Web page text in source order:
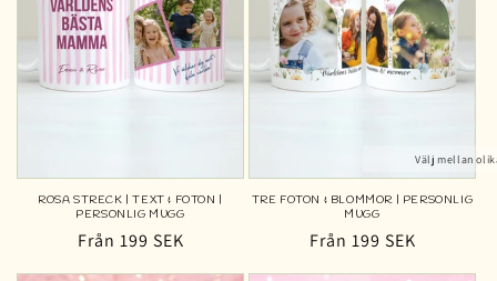
ROSA STRECK | TEXT & FOTON |
PERSONLIG MUGG
Ordinarie
Från 199 SEK
Välj mellan
TRE FOTON & BLOMMOR | PERSONLIG
MUGG
Ordinarie
Från 199 SEK